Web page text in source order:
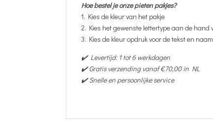
Hoe bestel je onze pieten pakjes?
1. Kies de kleur van het pakje
2. Kies het gewenste lettertype aan de hand
3. Kies de kleur opdruk voor de tekst en naam
✔️ Levertijd: 1 tot 6 werkdagen
✔️ Gratis verzending vanaf €70,00 in NL
✔️ Snelle en persoonlijke service